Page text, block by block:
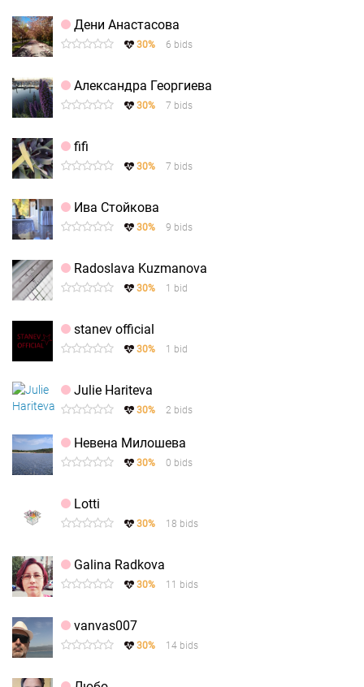
Дени Анастасова
30% 6 bids
Александра Георгиева
30% 7 bids
fifi
30% 7 bids
Ива Стойкова
30% 9 bids
Radoslava Kuzmanova
30% 1 bid
stanev official
30% 1 bid
Julie Hariteva
30% 2 bids
Невена Милошева
30% 0 bids
Lotti
30% 18 bids
Galina Radkova
30% 11 bids
vanvas007
30% 14 bids